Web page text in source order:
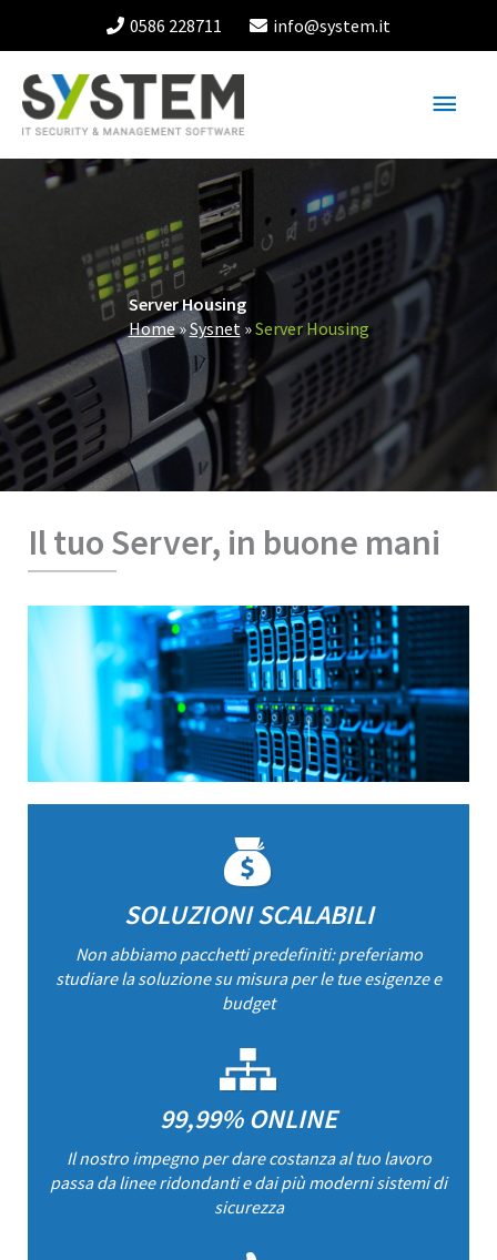
0586 228711 info@system.it
Server Housing
Home»Sysnet»Server Housing
Il tuo Server, in buone mani
SOLUZIONI SCALABILI
Non abbiamo pacchetti predefiniti: preferiamo
studiare la soluzione su misura per le tue esigenze e
budget
99,99% ONLINE
Il nostro impegno per dare costanza al tuo lavoro
passa da linee ridondanti e dai più moderni sistemi di
sicurezza